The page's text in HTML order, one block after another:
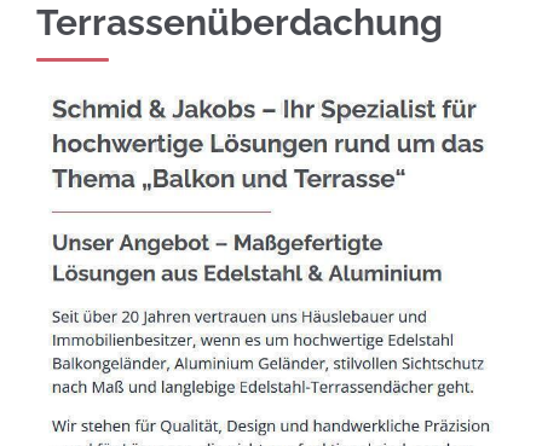
Terrassenüberdachung